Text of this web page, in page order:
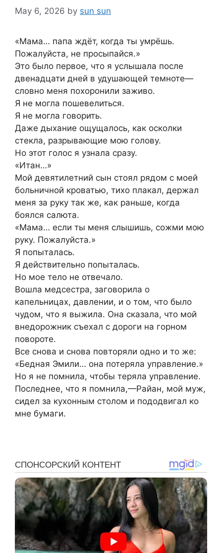
May 6, 2026 by sun sun
«Мама… папа ждёт, когда ты умрёшь.
Пожалуйста, не просыпайся.»
Это было первое, что я услышала после
двенадцати дней в удушающей темноте—
словно меня похоронили заживо.
Я не могла пошевелиться.
Я не могла говорить.
Даже дыхание ощущалось, как осколки
стекла, разрывающие мою голову.
Но этот голос я узнала сразу.
«Итан…»
Мой девятилетний сын стоял рядом с моей
больничной кроватью, тихо плакал, держал
меня за руку так же, как раньше, когда
боялся салюта.
«Мама… если ты меня слышишь, сожми мою
руку. Пожалуйста.»
Я попыталась.
Я действительно попыталась.
Но мое тело не отвечало.
Вошла медсестра, заговорила о
капельницах, давлении, и о том, что было
чудом, что я выжила. Она сказала, что мой
внедорожник съехал с дороги на горном
повороте.
Все снова и снова повторяли одно и то же:
«Бедная Эмили… она потеряла управление.»
Но я не помнила, чтобы теряла управление.
Последнее, что я помнила,—Райан, мой муж,
сидел за кухонным столом и пододвигал ко
мне бумаги.